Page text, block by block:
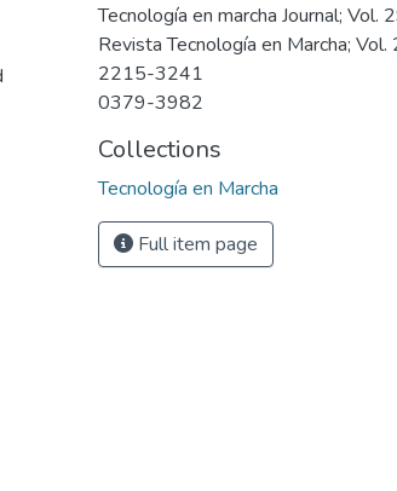
Tecnología en marcha Journal;
Revista Tecnología en Marcha;
2215-3241
0379-3982
Collections
Tecnología en Marcha
Full item page